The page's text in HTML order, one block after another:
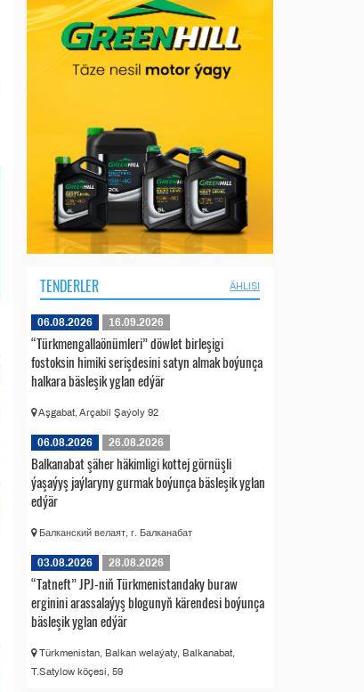
TENDERLER ÄHLISI
06.08.2026 16.09.2026
“Türkmengallaönümleri” döwlet birleşigi
fostoksin himiki serişdesini satyn almak boýunça
halkara bäsleşik yglan edýär
Aşgabat, Arçabil Şaýoly 92
06.08.2026 26.08.2026
Balkanabat şäher häkimligi kottej görnüşli
ýaşaýyş jaýlaryny gurmak boýunça bäsleşik yglan
edýär
Балканский велаят, г. Балканабат
03.08.2026 28.08.2026
“Tatneft” JPJ-niň Türkmenistandaky buraw
erginini arassalaýyş blogunyň kärendesi boýunça
bäsleşik yglan edýär
Türkmenistan, Balkan welaýaty, Balkanabat,
T.Satylow köçesi, 59